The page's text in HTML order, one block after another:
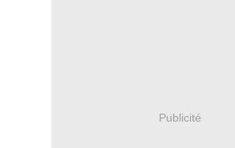
Publicité